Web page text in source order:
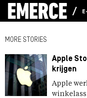
MORE STORIES
Apple
krijgen
Apple